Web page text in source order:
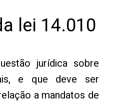
lei 14.010
jurídica sobre
e que deve ser
a mandatos de